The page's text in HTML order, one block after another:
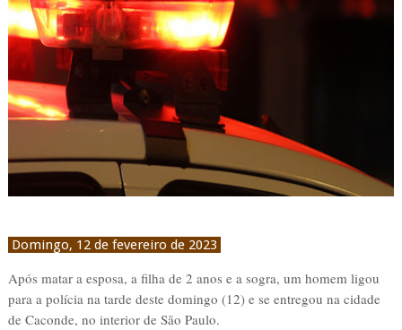
Domingo, 12 de fevereiro de 2023
Após matar a esposa, a filha de 2 anos e a sogra, um homem ligou
para a polícia na tarde deste domingo (12) e se entregou na cidade
de Caconde, no interior de São Paulo.